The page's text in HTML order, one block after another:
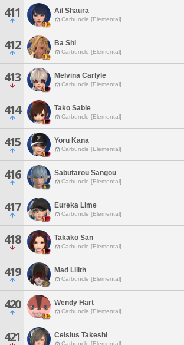
411 Ail Shaura
Carbuncle [Elemental]
412 Ba Shi
Carbuncle [Elemental]
413 Melvina Carlyle
Carbuncle [Elemental]
414 Tako Sable
Carbuncle [Elemental]
415 Yoru Kana
Carbuncle [Elemental]
416 Sabutarou Sangou
Carbuncle [Elemental]
417 Eureka Lime
Carbuncle [Elemental]
418 Takako San
Carbuncle [Elemental]
419 Mad Lilith
Carbuncle [Elemental]
420 Wendy Hart
Carbuncle [Elemental]
421 Celsius Takeshi
Carbuncle [Elemental]